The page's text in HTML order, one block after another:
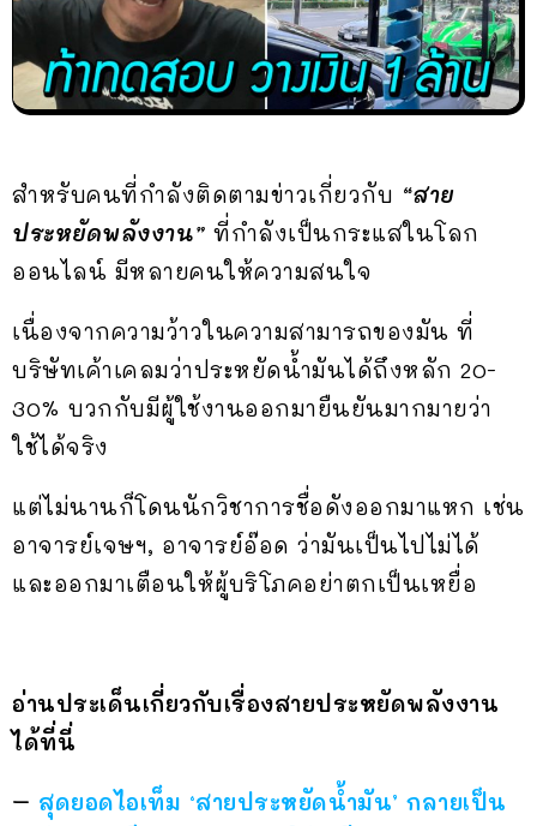
สำหรับคนที่กำลังติดตามข่าวเกี่ยวกับ “สาย
ประหยัดพลังงาน” ที่กำลังเป็นกระแสในโลก
ออนไลน์ มีหลายคนให้ความสนใจ
เนื่องจากความว้าวในความสามารถของมัน ที่
บริษัทเค้าเคลมว่าประหยัดน้ำมันได้ถึงหลัก 20-
30% บวกกับมีผู้ใช้งานออกมายืนยันมากมายว่า
ใช้ได้จริง
แต่ไม่นานก็โดนนักวิชาการชื่อดังออกมาแหก เช่น
อาจารย์เจษฯ, อาจารย์อ๊อด ว่ามันเป็นไปไม่ได้
และออกมาเตือนให้ผู้บริโภคอย่าตกเป็นเหยื่อ
อ่านประเด็นเกี่ยวกับเรื่องสายประหยัดพลังงาน
ได้ที่นี่
– สุดยอดไอเท็ม ‘สายประหยัดน้ำมัน’ กลายเป็น